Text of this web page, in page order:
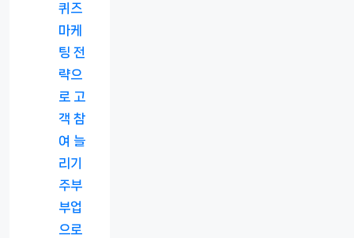
퀴즈
마케
팅 전
략으
로 고
객 참
여 늘
리기
주부
부업
으로